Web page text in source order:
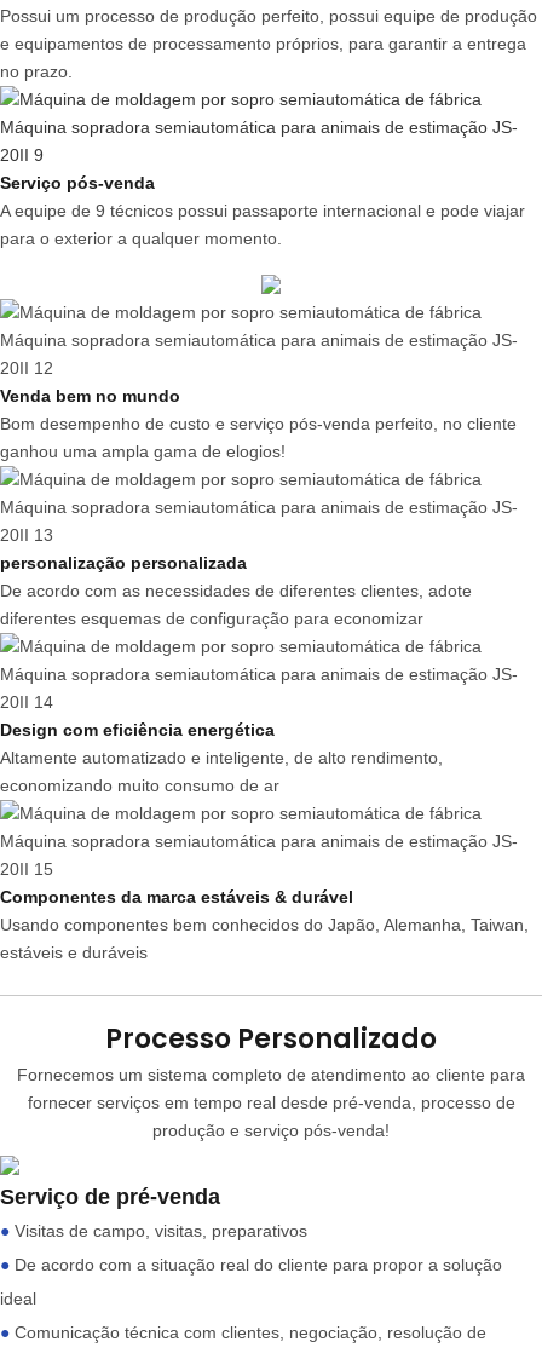
Possui um processo de produção perfeito, possui equipe de produção
e equipamentos de processamento próprios, para garantir a entrega
no prazo.
Serviço pós-venda
A equipe de 9 técnicos possui passaporte internacional e pode viajar
para o exterior a qualquer momento.
Venda bem no mundo
Bom desempenho de custo e serviço pós-venda perfeito, no cliente
ganhou uma ampla gama de elogios!
personalização personalizada
De acordo com as necessidades de diferentes clientes, adote
diferentes esquemas de configuração para economizar
Design com eficiência energética
Altamente automatizado e inteligente, de alto rendimento,
economizando muito consumo de ar
Componentes da marca estáveis & durável
Usando componentes bem conhecidos do Japão, Alemanha, Taiwan,
estáveis ​​e duráveis
Processo Personalizado
Fornecemos um sistema completo de atendimento ao cliente para
fornecer serviços em tempo real desde pré-venda, processo de
produção e serviço pós-venda!
Serviço de pré-venda
● Visitas de campo, visitas, preparativos
● De acordo com a situação real do cliente para propor a solução
ideal
● Comunicação técnica com clientes, negociação, resolução de